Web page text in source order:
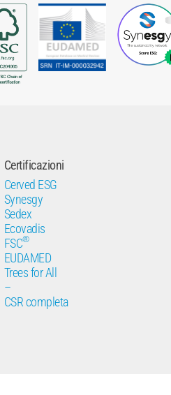
Certificazioni
Cerved ESG
Synesgy
Sedex
Ecovadis
FSC®
EUDAMED
Trees for All
–
CSR completa